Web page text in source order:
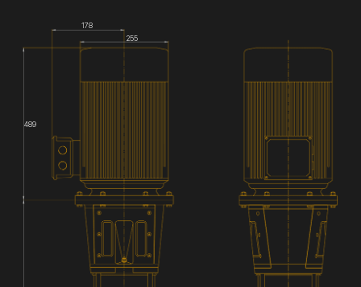
178
255
489